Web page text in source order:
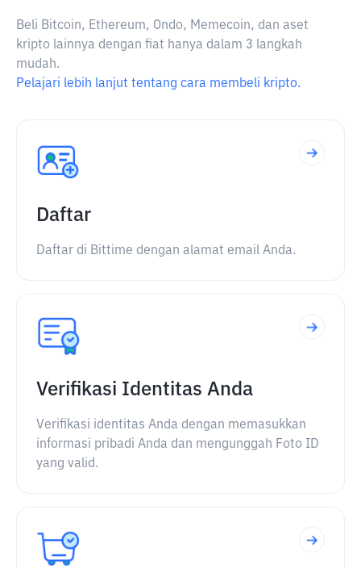
Beli Bitcoin, Ethereum, Ondo, Memecoin, dan aset
kripto lainnya dengan fiat hanya dalam 3 langkah
mudah.
Pelajari lebih lanjut tentang cara membeli kripto.
Daftar
Daftar di Bittime dengan alamat email Anda.
Verifikasi Identitas Anda
Verifikasi identitas Anda dengan memasukkan
informasi pribadi Anda dan mengunggah Foto ID
yang valid.